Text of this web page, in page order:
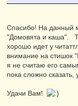
Спасибо! На данный
"Домовята и каша".
хорошо идет у
внимание на стишок
я не считаю его
пока сложно
Удачи Вам!